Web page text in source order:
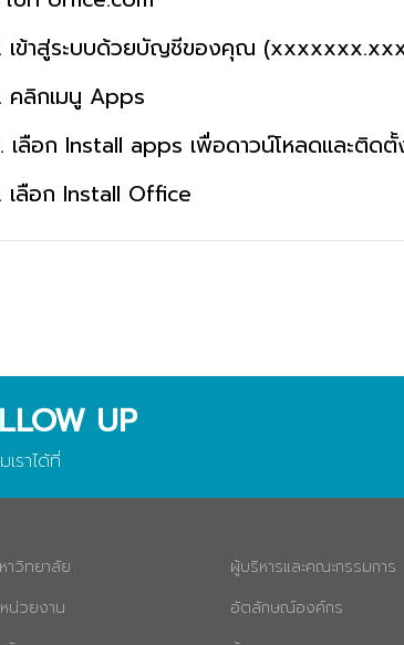
เข้าสู่ระบบด้วยบัญชีของคุณ
คลิกเมนู Apps
เลือก Install apps เพื่อดาวน์โหลดและติด
เลือก Install Office
UP
ราได้ที่
าวิทยาลัย
ผู้บริหารและคณะกรรมการ
น่วยงาน
อัตลักษณ์องค์กร